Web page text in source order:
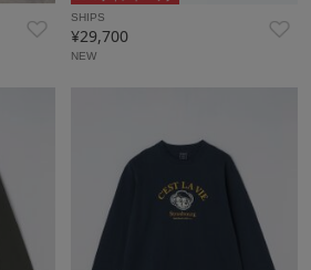
SHIPS
¥29,700
NEW